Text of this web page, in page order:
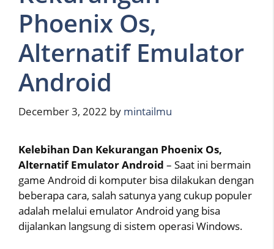
Phoenix Os,
Alternatif Emulator
Android
December 3, 2022 by mintailmu
Kelebihan Dan Kekurangan Phoenix Os,
Alternatif Emulator Android – Saat ini bermain
game Android di komputer bisa dilakukan dengan
beberapa cara, salah satunya yang cukup populer
adalah melalui emulator Android yang bisa
dijalankan langsung di sistem operasi Windows.